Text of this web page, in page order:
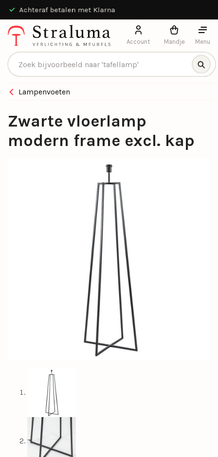
Achteraf betalen met Klarna
Producten zoeken
Account Mandje Menu
Lampenvoeten
Zwarte vloerlamp
modern frame excl. kap